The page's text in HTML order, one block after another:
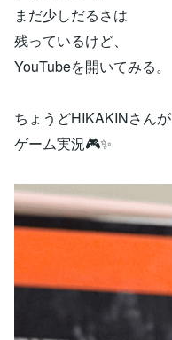
まだ少しだるさは
残っているけど、
YouTubeを開いてみる。
ちょうどHIKAKINさんが
ゲーム実況🎮✨